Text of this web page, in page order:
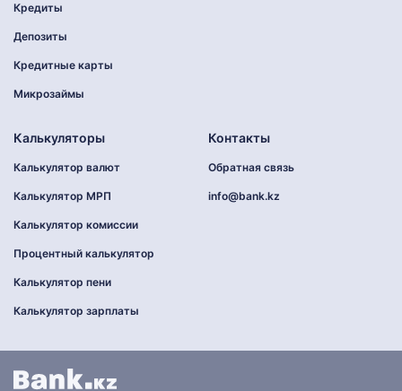
Кредиты
Депозиты
Кредитные карты
Микрозаймы
Калькуляторы
Калькулятор валют
Калькулятор МРП
Калькулятор комиссии
Процентный калькулятор
Калькулятор пени
Калькулятор зарплаты
Контакты
Обратная связь
info@bank.kz